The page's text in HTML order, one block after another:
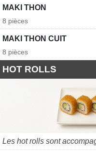
MAKI THON
8 pièces
MAKI THON CUIT
8 pièces
HOT ROLLS
Les hot rolls sont